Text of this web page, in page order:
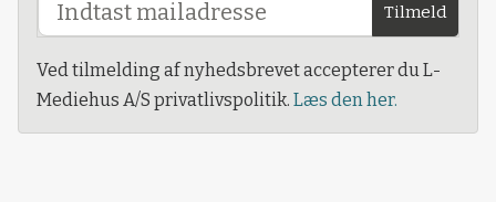
Tilmeld
Ved tilmelding af nyhedsbrevet accepterer du L-
Mediehus A/S privatlivspolitik. Læs den her.